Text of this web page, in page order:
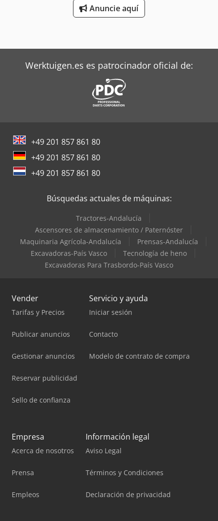
2000 rpm -Eje: Ø 45 mm Csdpfocvvy Eex Aiysrf -Tipo de
construcción: B3 -Grado de protección: IP 22 -Ventilador
Anuncie aquí
Werktuigen.es es patrocinador oficial de:
+49 201 857 861 80
+49 201 857 861 80
+49 201 857 861 80
Búsquedas actuales de máquinas:
Tractores-Andalucía
Ascensores de almacenamiento / Paternóster
Maquinaria Agrícola-Andalucía
Prensas-Andalucía
Excavadoras-País Vasco
Tecnología de heno
Excavadoras Para Trasbordo-País Vasco
Vender
Tarifas y Precios
Publicar anuncios
Gestionar anuncios
Reservar publicidad
Sello de confianza
Servicio y ayuda
Iniciar sesión
Contacto
Modelo de contrato de compra
Empresa
Acerca de nosotros
Prensa
Empleos
Información legal
Aviso Legal
Términos y Condiciones
Declaración de privacidad